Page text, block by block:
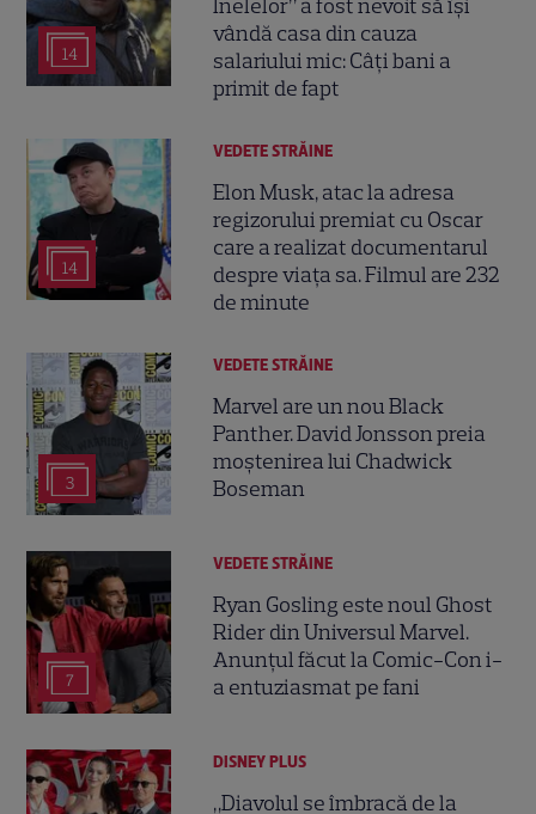
14
Inelelor” a fost nevoit să își
vândă casa din cauza
salariului mic: Câți bani a
primit de fapt
14
VEDETE STRĂINE
Elon Musk, atac la adresa
regizorului premiat cu Oscar
care a realizat documentarul
despre viața sa. Filmul are 232
de minute
3
VEDETE STRĂINE
Marvel are un nou Black
Panther. David Jonsson preia
moștenirea lui Chadwick
Boseman
7
VEDETE STRĂINE
Ryan Gosling este noul Ghost
Rider din Universul Marvel.
Anunțul făcut la Comic-Con i-
a entuziasmat pe fani
DISNEY PLUS
„Diavolul se îmbracă de la